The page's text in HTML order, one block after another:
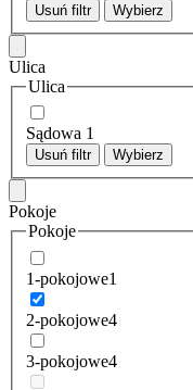
Usuń filtr Wybierz
Ulica
Ulica
Sądowa 1
Usuń filtr Wybierz
Pokoje
Pokoje
1-pokojowe1
2-pokojowe4
3-pokojowe4